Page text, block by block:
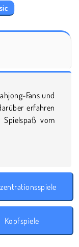
Fans und
erfahren
Kopfspiele